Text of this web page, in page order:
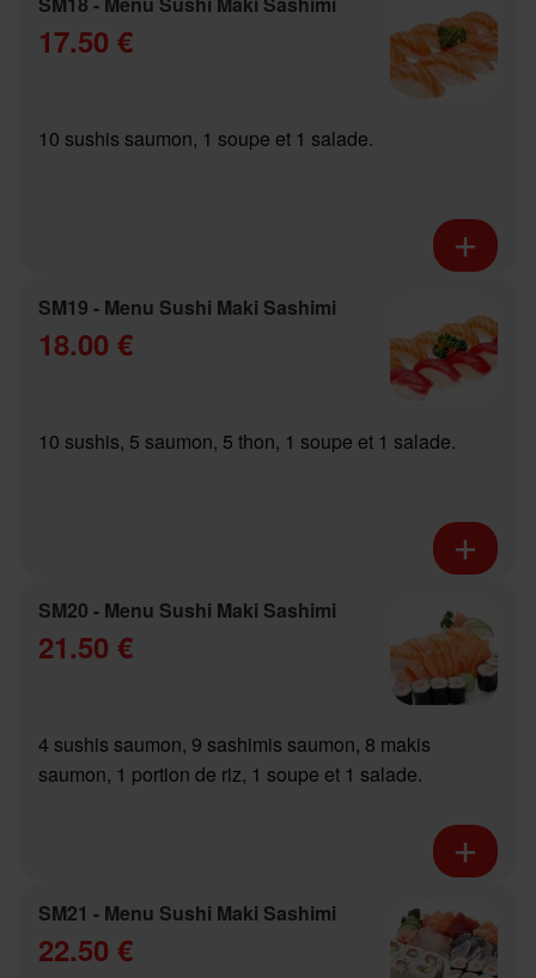
17.50 €
10 sushis saumon, 1 soupe et 1 salade.
SM19 - Menu Sushi Maki Sashimi
18.00 €
10 sushis, 5 saumon, 5 thon, 1 soupe et 1 salade.
SM20 - Menu Sushi Maki Sashimi
21.50 €
4 sushis saumon, 9 sashimis saumon, 8 makis
saumon, 1 portion de riz, 1 soupe et 1 salade.
SM21 - Menu Sushi Maki Sashimi
22.50 €